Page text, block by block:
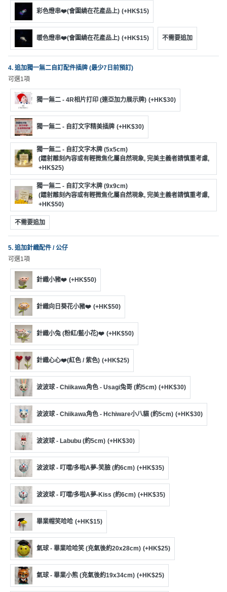
食
即
系
列
聚
會
及
拍
拖
餐
廳
B
B
Q
場
地
奇
玩
樂
體
驗
手
作
工
作
坊
戶
外
玩
樂
遊
艇
出
租
動
彩色燈串❤️(會圍繞在花產品上) (+HK$15)
暖色燈串❤️(會圍繞在花產品上) (+HK$15) 不需要追加
4. 追加獨一無二自訂配件插牌 (最少7日前預訂)
可選1項
獨一無二 - 4R相片打印 (連亞加力展示牌) (+HK$30)
獨一無二 - 自訂文字精美插牌 (+HK$30)
獨一無二 - 自訂文字木牌 (5x5cm)
(鐳射雕刻內容或有輕微焦化屬自然現象, 完美主義者請慎重考慮,
+HK$25)
獨一無二 - 自訂文字木牌 (9x9cm)
(鐳射雕刻內容或有輕微焦化屬自然現象, 完美主義者請慎重考慮,
+HK$50)
不需要追加
5. 追加針織配件 / 公仔
可選1項
針織小豬❤️ (+HK$50)
針織向日葵花小豬❤️ (+HK$50)
針織小兔 (粉紅/藍小花)❤️ (+HK$50)
針織心心❤️(紅色 / 紫色) (+HK$25)
波波球 - Chiikawa角色 - Usagi兔哥 (約5cm) (+HK$30)
波波球 - Chiikawa角色 - Hchiware小八貓 (約5cm) (+HK$30)
波波球 - Labubu (約5cm) (+HK$30)
波波球 - 叮噹/多啦A夢-笑臉 (約6cm) (+HK$35)
波波球 - 叮噹/多啦A夢-Kiss (約6cm) (+HK$35)
畢業帽笑哈哈 (+HK$15)
氣球 - 畢業哈哈笑 (充氣後約20x28cm) (+HK$25)
氣球 - 畢業小熊 (充氣後約19x34cm) (+HK$25)